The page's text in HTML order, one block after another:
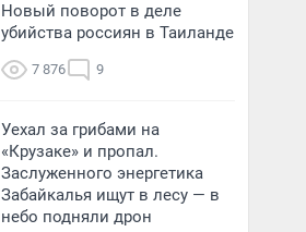
Новый поворот в деле
убийства россиян в Таиланде
7 876 9
Уехал за грибами на
«Крузаке» и пропал.
Заслуженного энергетика
Забайкалья ищут в лесу — в
небо подняли дрон